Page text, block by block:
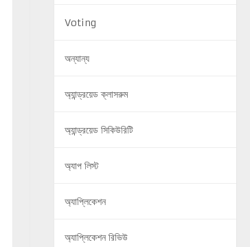
Voting
অন্যান্য
অ্যান্ড্রয়েড ক্লাসরুম
অ্যান্ড্রয়েড সিকিউরিটি
অ্যাপ লিস্ট
অ্যাপ্লিকেশন
অ্যাপ্লিকেশন রিভিউ